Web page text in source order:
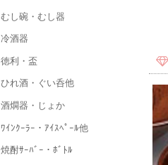
むし碗・むし器
冷酒器
徳利・盃
ひれ酒・ぐい呑他
酒燗器・じょか
ﾜｲﾝｸｰﾗｰ・ｱｲｽﾍﾟｰﾙ他
焼酎ｻｰﾊﾞｰ・ﾎﾞﾄﾙ